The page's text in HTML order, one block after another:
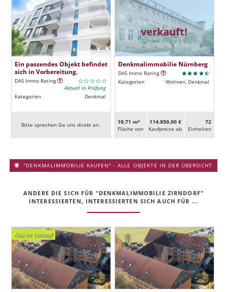
Ein passendes Objekt befindet
sich in Vorbereitung.
DAS Immo Rating
Aktuell in Prüfung
Kategorien
Denkmal
Bitte sprechen Sie uns direkt an.
verkauft!
Denkmalimmobilie Nürnberg
DAS Immo Rating
Kategorien
Wohnen, Denkmal
19,71 m²
Fläche von
114.850,00 €
Kaufpreise ab
72
Ein­heiten
"DENKMALIMMOBILIE KAUFEN" - ALLE OBJEKTE IN DER ÜBERSICHT
ANDERE DIE SICH FÜR "DENKMALIMMOBILIE ZIRNDORF"
INTERESSIERTEN, INTERESSIERTEN SICH AUCH FÜR ...
DA00667
Neu im Verkauf! DA00668